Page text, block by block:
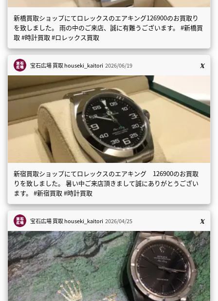
新橋買取ショップにてロレックスのエアキング126900のお買取り
を致しました。 雨の中のご来店、誠に有難うございます。 #新橋買
取 #時計買取 #ロレックス買取
宝石広場 買取houseki_kaitori 2026/06/19
新宿買取ショップにてロレックスのエアキング 126900のお買取
りを致しました。 暑い中ご来店頂きまして誠にありがとうござい
ます。 #新宿買取 #時計買取
宝石広場 買取houseki_kaitori 2026/04/25